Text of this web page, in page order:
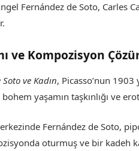
Fernández de Soto, Carles
ve Kompozisyon
ve Kadın, Picasso’nun 1903
yaşamın taşkınlığı ve
Fernández de Soto,
oturmuş ve bir kadeh